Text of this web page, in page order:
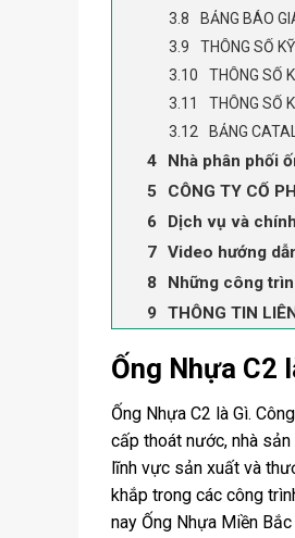
BẢNG BÁO
THÔNG SỐ
THÔNG SỐ
THÔNG SỐ
BẢNG
Nhà phân phối
CÔNG TY CỔ
Dịch vụ và
Video hướng
Những công
THÔNG TIN
Ống Nhựa C2
Ống Nhựa C2 là Gì.
cấp thoát nước, nhà
lĩnh vực sản xuất và
khắp trong các công
nay Ống Nhựa Miền Bắc